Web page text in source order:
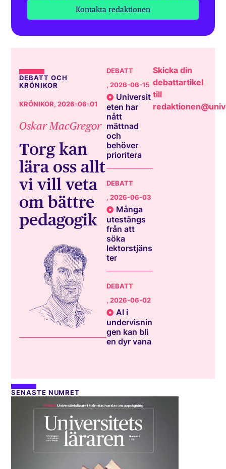
Kontakta redaktionen
DEBATT OCH
KRÖNIKOR
KRÖNIKOR, 2026-06-01
Oskar MacGregor
Torg kan
lära oss allt
vi vill veta
om bättre
pedagogik
DEBATT
, 2026-06-15
Universit
eten har
nått
mättnad
och
behöver
prioritera
DEBATT
, 2026-06-03
Många
utestängs
från att
söka
lektorstjäns
ter
DEBATT
, 2026-06-02
AI i
undervisnin
gen kan bli
en dyr vana
Skicka din
debattartikel
till
SENASTE NUMRET